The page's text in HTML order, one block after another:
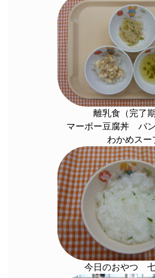
離乳食（完了
マーボー豆腐丼 バ
わかめスー
今日のおやつ